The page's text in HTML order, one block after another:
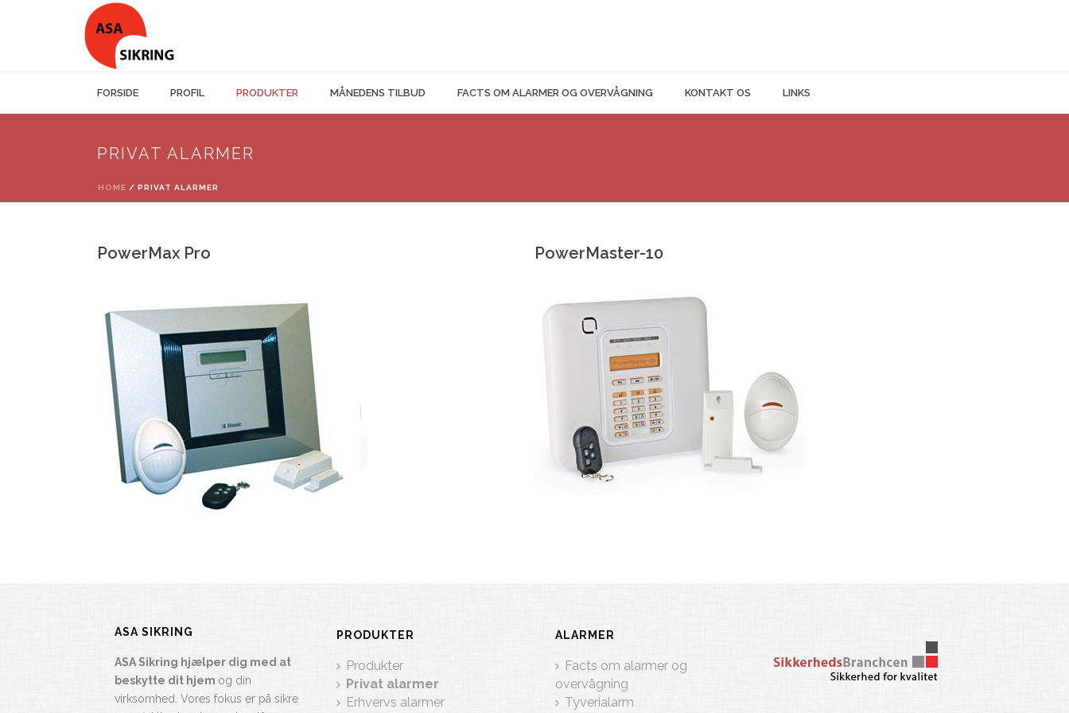
FORSIDE PROFIL PRODUKTER MÅNEDENS TILBUD FACTS OM ALARMER OG OVERVÅGNING KONTAKT OS LINKS
PRIVAT ALARMER
HOME / PRIVAT ALARMER
PowerMax Pro PowerMaster-10
ASA SIKRING
ASA Sikring hjælper dig med at
beskytte dit hjem og din
virksomhed. Vores fokus er på sikre
PRODUKTER
Produkter
Privat alarmer
Erhvervs alarmer
ALARMER
Facts om alarmer og
overvågning
Tyverialarm